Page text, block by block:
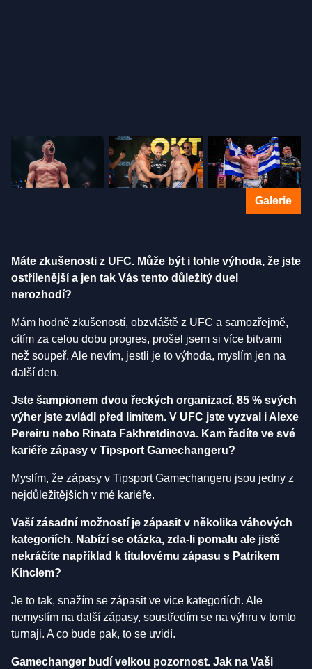
Galerie
Máte zkušenosti z UFC. Může být i tohle výhoda, že jste
ostřílenější a jen tak Vás tento důležitý duel
nerozhodí?
Mám hodně zkušeností, obzvláště z UFC a samozřejmě,
cítím za celou dobu progres, prošel jsem si více bitvami
než soupeř. Ale nevím, jestli je to výhoda, myslím jen na
další den.
Jste šampionem dvou řeckých organizací, 85 % svých
výher jste zvládl před limitem. V UFC jste vyzval i Alexe
Pereiru nebo Rinata Fakhretdinova. Kam řadíte ve své
kariéře zápasy v Tipsport Gamechangeru?
Myslím, že zápasy v Tipsport Gamechangeru jsou jedny z
nejdůležitějších v mé kariéře.
Vaší zásadní možností je zápasit v několika váhových
kategoriích. Nabízí se otázka, zda-li pomalu ale jistě
nekráčíte například k titulovému zápasu s Patrikem
Kinclem?
Je to tak, snažím se zápasit ve vice kategoriích. Ale
nemyslím na další zápasy, soustředím se na výhru v tomto
turnaji. A co bude pak, to se uvidí.
Gamechanger budí velkou pozornost. Jak na Vaši